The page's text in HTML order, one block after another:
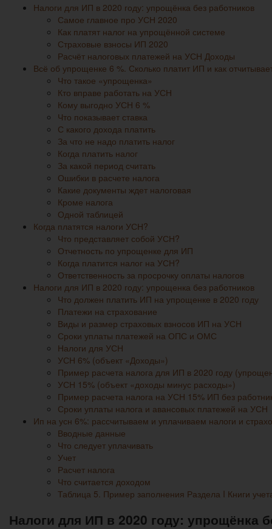
Налоги для ИП в 2020 году: упрощёнка без работников
Самое главное про УСН 2020
Как платят налог на упрощённой системе
Страховые взносы ИП 2020
Расчёт налоговых платежей на УСН Доходы
Всё об упрощенке 6 %. Сколько платит ИП и как
Что такое «упрощенка»
Кто вправе работать на УСН
Кому выгодно УСН 6 %
Что показывает ставка
С какого дохода платить
За что не надо платить налог
Когда платить налог
За какой период считать
Ошибки в расчете налога
Какие документы ждет налоговая
Кроме налога
Одной таблицей
Когда платятся налоги УСН?
Что представляет собой УСН?
Отчетность по упрощенке для ИП
Когда платится налог на УСН?
Ответственность за просрочку оплаты налогов
Налоги для ИП в 2020 году: упрощенка без работников
Что должен платить ИП на упрощенке в 2020 году
Платежи на страхование
Виды и размер страховых взносов ИП на УСН
Сроки уплаты платежей на ОПС и ОМС
Налоги для УСН
УСН 6% (объект «Доходы»)
Пример расчета налога для ИП в 2020 году
УСН 15% (объект «доходы минус расходы»)
Пример расчета налога на УСН 15% ИП без
Сроки уплаты налога и авансовых платежей на УСН
Ип на усн 6%: рассчитываем и уплачиваем налоги и
Вводные данные
Что следует уплачивать
Учет
Расчет налога
Что считается доходом
Таблица 5. Пример заполнения Раздела I Книги
Налоги для ИП в 2020 году: упрощёнка